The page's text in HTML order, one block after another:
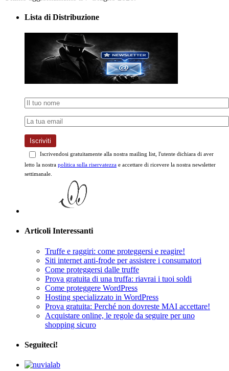
Lista di Distribuzione
Iscriviti
Iscrivendosi gratuitamente alla nostra mailing list, l'utente dichiara di aver
letto la nostra politica sulla riservatezza e accettare di ricevere la nostra newsletter
settimanale.
Articoli Interessanti
Truffe e raggiri: come proteggersi e reagire!
Siti internet anti-frode per assistere i consumatori
Come proteggersi dalle truffe
Prova gratuita di una truffa: riavrai i tuoi soldi
Come proteggere WordPress
Hosting specializzato in WordPress
Prova gratuita: Perché non dovreste MAI accettare!
Acquistare online, le regole da seguire per uno
shopping sicuro
Seguiteci!